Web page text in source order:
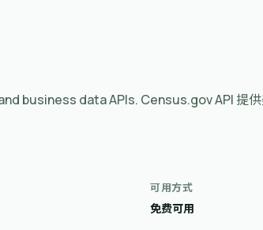
business data APIs. Census.gov API 提
可用方式
免费可用